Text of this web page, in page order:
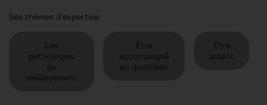
Ses thèmes d'expertise
Les
pathologies
du
vieillissement
Être
accompagné
au quotidien
Être
aidant